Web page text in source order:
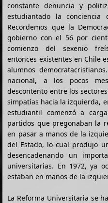
constante denuncia y
estudiantado la
Recordemos que la
gobierno con el 56 por
comienzo del sexenio
entonces existentes en Chile
alumnos
nacional, a los pocos
descontento entre los
simpatías hacia la izquierda,
estudiantil comenzó a
partidos que pregonaban la
en pasar a manos de la
del Estado, lo cual produjo
desencadenando un
universitarias. En 1972, ya
estaban en manos de la
La Reforma Universitaria se